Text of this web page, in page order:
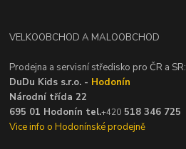
VELKOOBCHOD A MALOOBCHOD
Prodejna a servisní středisko pro ČR a SR:
DuDu Kids s.r.o. - Hodonín
Národní třída 22
695 01 Hodonín tel.+420 518 346 725
Vice info o Hodonínské prodejně